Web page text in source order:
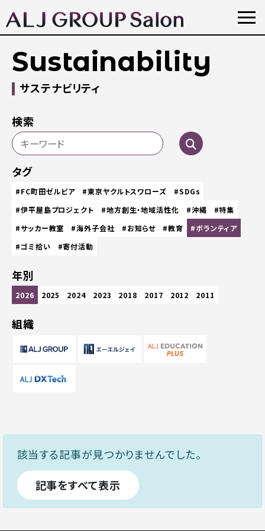
Sustainability
サステナビリティ
検索
タグ
#FC町田ゼルビア #東京ヤクルトスワローズ
#SDGs
#伊平屋島プロジェクト
#地方創生・地域活性化 #沖縄
#特集
#サッカー教室
#海外子会社 #お知らせ #教育
#ボランティア
#ゴミ拾い
#寄付活動
年別
2026 2025 2024 2023 2018 2017 2012 2011
組織
該当する記事が見つかりませんでした。
記事をすべて表示